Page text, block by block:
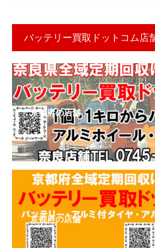
バッテリー買取ドットコム店
京都府の店舗
京都府の店舗